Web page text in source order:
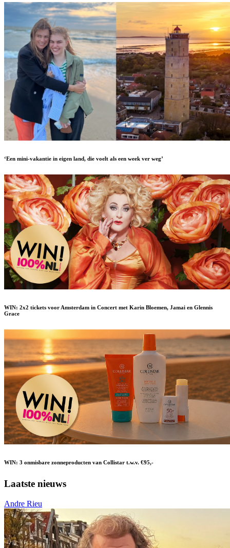
‘Een mini-vakantie in eigen land, die voelt als een week ver weg’
WIN: 2x2 tickets voor Amsterdam in Concert met Karin Bloemen, Jamai en Glennis
Grace
WIN: 3 onmisbare zonneproducten van Collistar t.w.v. €95,-
Laatste nieuws
Andre Rieu